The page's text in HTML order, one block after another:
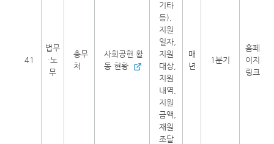
41
법무
·노
무
총무
처
사회공헌 활
동 현황
기타
등),
지원
일자,
지원
대상,
지원
내역,
지원
금액,
재원
조달
매
년
1분기
홈페
이지
링크